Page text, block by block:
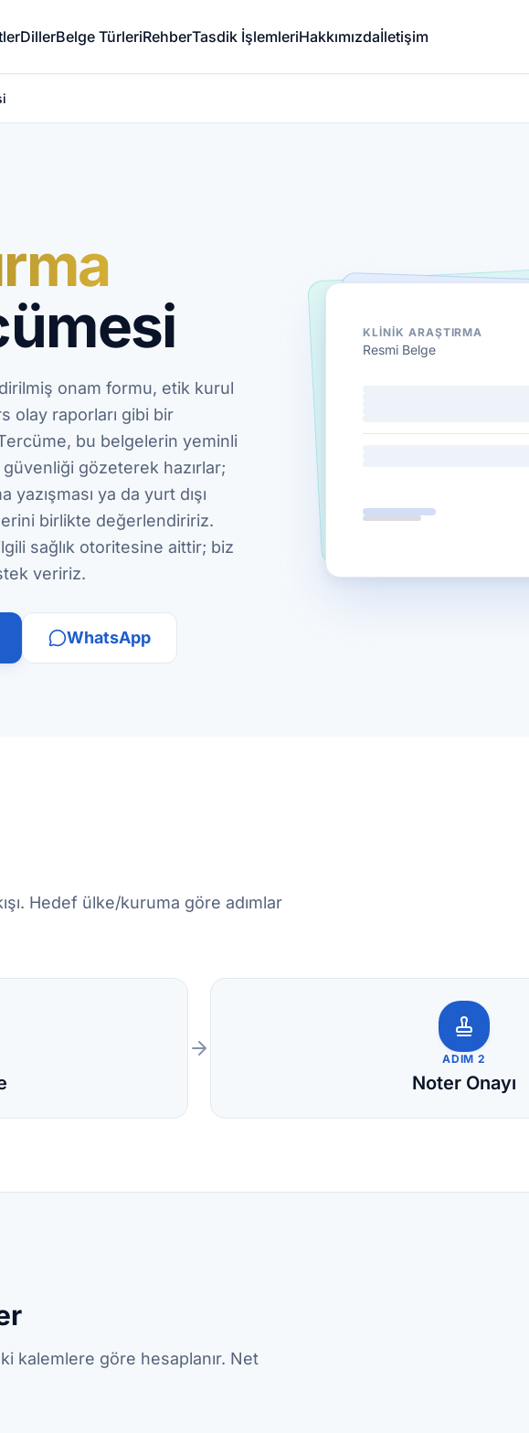
DillerBelge TürleriRehberTasdik İşlemleriHakkımızdaİletişim
onam formu, etik kurul
olay raporları gibi bir
bu belgelerin yeminli
gözeterek hazırlar;
ya da yurt dışı
birlikte değerlendiririz.
sağlık otoritesine aittir; biz
veririz.
WhatsApp
KLINIK ARAŞTIRMA
Resmi Belge
Hedef ülke/kuruma göre adımlar
ADIM 2
Noter Onayı
kalemlere göre hesaplanır. Net